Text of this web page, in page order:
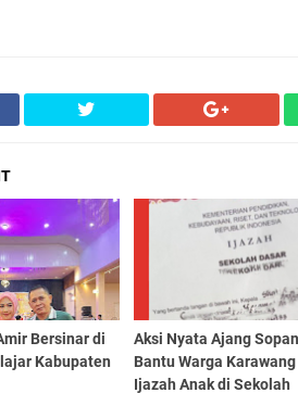
Bersinar di
Kabupaten
Aksi Nyata Ajang
Bantu Warga
Ijazah Anak di Sekolah